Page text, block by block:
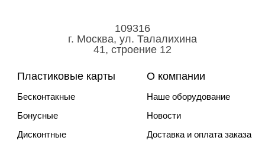
109316
г. Москва, ул. Талалихина
41, строение 12
Пластиковые карты
Бесконтакные
Бонусные
Дисконтные
О компании
Наше оборудование
Новости
Доставка и оплата заказа